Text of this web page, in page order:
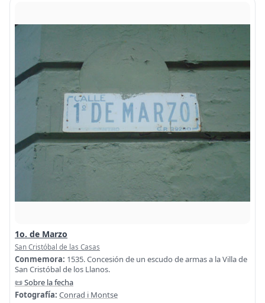
1o. de Marzo
San Cristóbal de las Casas
Conmemora: 1535. Concesión de un escudo de armas a la Villa de
San Cristóbal de los Llanos.
📜 Sobre la fecha
Fotografía: Conrad i Montse